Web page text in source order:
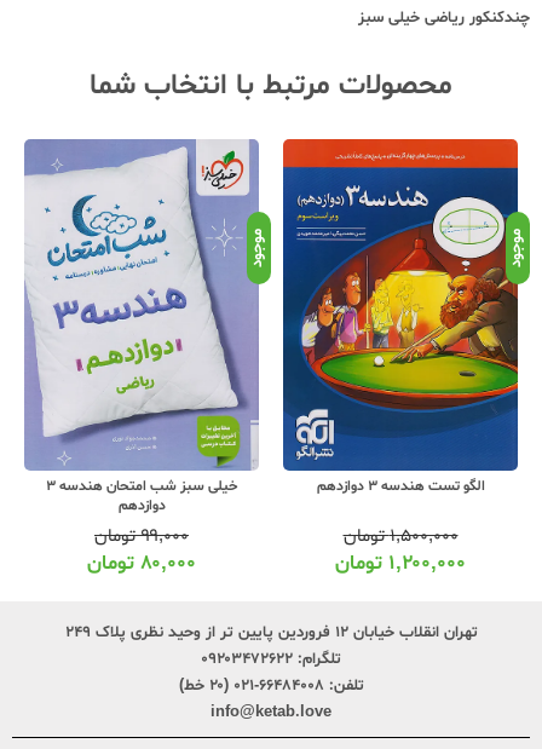
چندکنکور ریاضی خیلی سبز
محصولات مرتبط با انتخاب شما
موجود
الگو تست هندسه 3 دوازدهم
۱,۵۰۰,۰۰۰تومان
۱,۲۰۰,۰۰۰ تومان
موجود
خیلی سبز شب امتحان هندسه 3
دوازدهم
۹۹,۰۰۰تومان
۸۰,۰۰۰ تومان
تهران انقلاب خیابان ۱۲ فروردین پایین تر از وحید نظری پلاک ۲۴۹
تلگرام: ۰۹۲۰۳۴۷۲۶۲۲
تلفن: ۶۶۴۸۴۰۰۸-۰۲۱ (۲۰ خط)
info@ketab.love